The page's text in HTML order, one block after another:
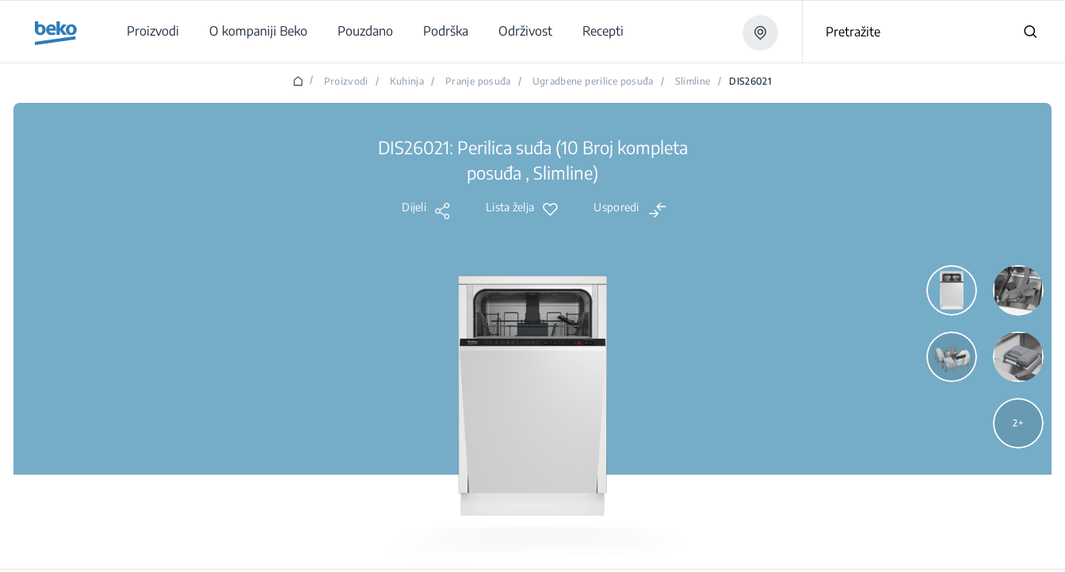
Proizvodi
O kompaniji Beko Pouzdano Podrška Održivost Recepti Pretražite
/ Proizvodi / Kuhinja / Pranje posuđa / Ugradbene perilice posuđa / Slimline / DIS26021
DIS26021: Perilica suđa (10 Broj kompleta
posuđa , Slimline)
Dijeli Lista želja Usporedi
2